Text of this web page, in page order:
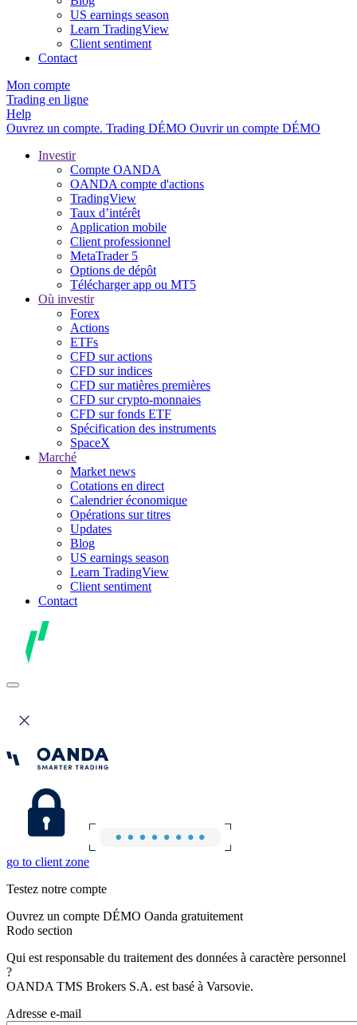
US earnings season
Learn TradingView
Client sentiment
Contact
Mon compte
Trading en ligne
Help
Ouvrez un compte. Trading DÉMO Ouvrir un compte DÉMO
Investir
Compte OANDA
OANDA compte d'actions
TradingView
Taux d’intérêt
Application mobile
Client professionnel
MetaTrader 5
Options de dépôt
Télécharger app ou MT5
Où investir
Forex
Actions
ETFs
CFD sur actions
CFD sur indices
CFD sur matières premières
CFD sur crypto-monnaies
CFD sur fonds ETF
Spécification des instruments
SpaceX
Marché
Market news
Cotations en direct
Calendrier économique
Opérations sur titres
Updates
Blog
US earnings season
Learn TradingView
Client sentiment
Contact
go to client zone
Testez notre compte
Ouvrez un compte DÉMO Oanda gratuitement
Rodo section
Qui est responsable du traitement des données à caractère personnel
?
OANDA TMS Brokers S.A. est basé à Varsovie.
Adresse e-mail